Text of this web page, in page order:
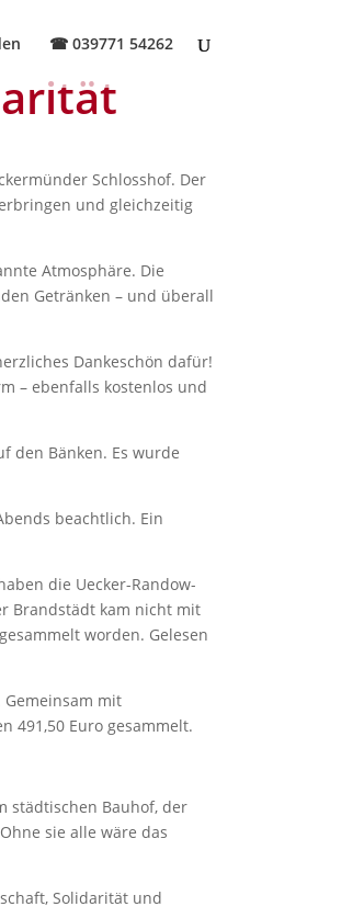
☎039771 54262
Schlosshof. Der
und gleichzeitig
Atmosphäre. Die
Getränken – und überall
Dankeschön dafür!
– ebenfalls kostenlos und
den Bänken. Es wurde
beachtlich. Ein
die Uecker-Randow-
Brandstädt kam nicht mit
worden. Gelesen
mit
491,50 Euro gesammelt.
städtischen Bauhof, der
sie alle wäre das
Solidarität und